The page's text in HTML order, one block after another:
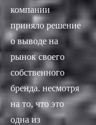
компании
приняло решение
о выводе на
рынок своего
собственного
бренда. несмотря
на то, что это
одна из